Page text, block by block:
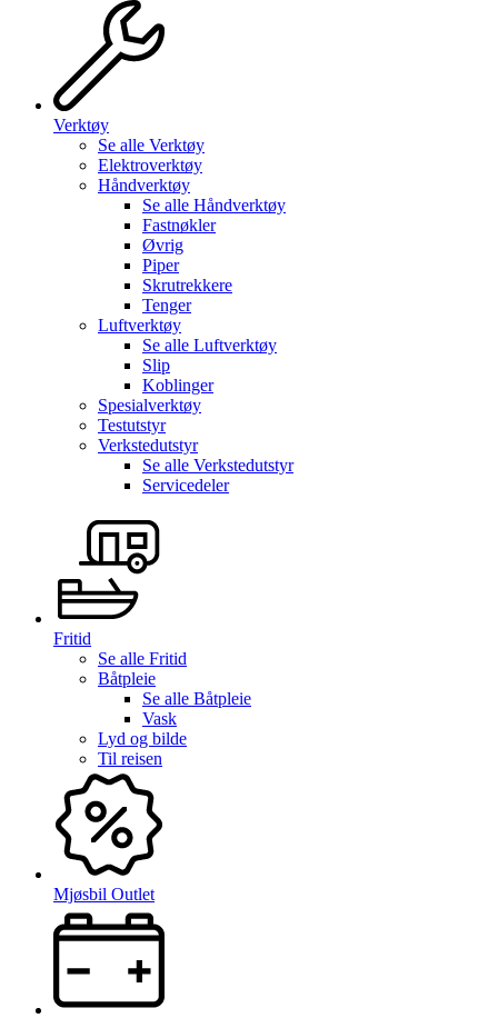
Verktøy
Se alle Verktøy
Elektroverktøy
Håndverktøy
Se alle Håndverktøy
Fastnøkler
Øvrig
Piper
Skrutrekkere
Tenger
Luftverktøy
Se alle Luftverktøy
Slip
Koblinger
Spesialverktøy
Testutstyr
Verkstedutstyr
Se alle Verkstedutstyr
Servicedeler
Fritid
Se alle Fritid
Båtpleie
Se alle Båtpleie
Vask
Lyd og bilde
Til reisen
Mjøsbil Outlet